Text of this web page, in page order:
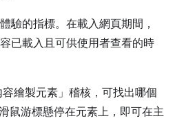
驗的指標。在載入網頁期間，
已載入且可供使用者查看的時
繪製元素」稽核，可找出哪個
鼠游標懸停在元素上，即可在主